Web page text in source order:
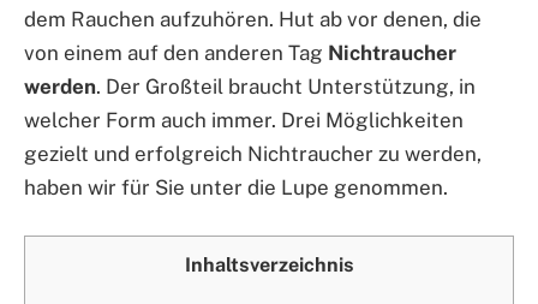
dem Rauchen aufzuhören. Hut ab vor denen, die
von einem auf den anderen Tag Nichtraucher
werden. Der Großteil braucht Unterstützung, in
welcher Form auch immer. Drei Möglichkeiten
gezielt und erfolgreich Nichtraucher zu werden,
haben wir für Sie unter die Lupe genommen.
Inhaltsverzeichnis